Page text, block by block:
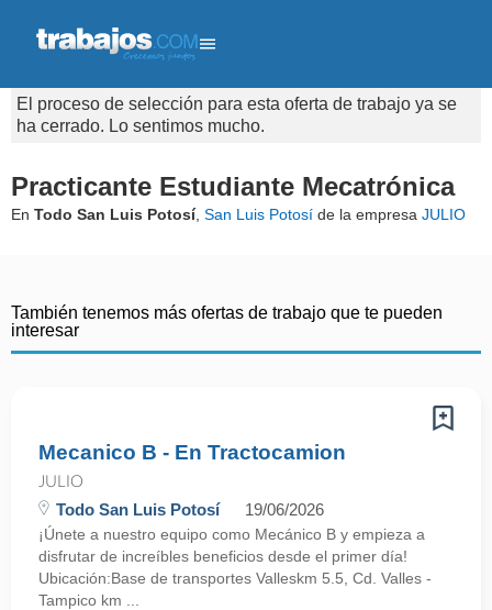
El proceso de selección para esta oferta de trabajo ya se
ha cerrado. Lo sentimos mucho.
Practicante Estudiante Mecatrónica
En Todo San Luis Potosí, San Luis Potosí de la empresa JULIO
También tenemos más ofertas de trabajo que te pueden
interesar
Mecanico B - En Tractocamion
JULIO
Todo San Luis Potosí 19/06/2026
¡Únete a nuestro equipo como Mecánico B y empieza a
disfrutar de increíbles beneficios desde el primer día!
Ubicación:Base de transportes Valleskm 5.5, Cd. Valles -
Tampico km ...